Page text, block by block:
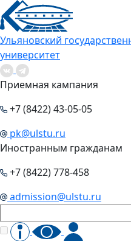
Ульяновский
университет
Приемная кампания
+7 (8422) 43-05-05
pk@ulstu.ru
Иностранным гражданам
+7 (8422) 778-458
admission@ulstu.ru